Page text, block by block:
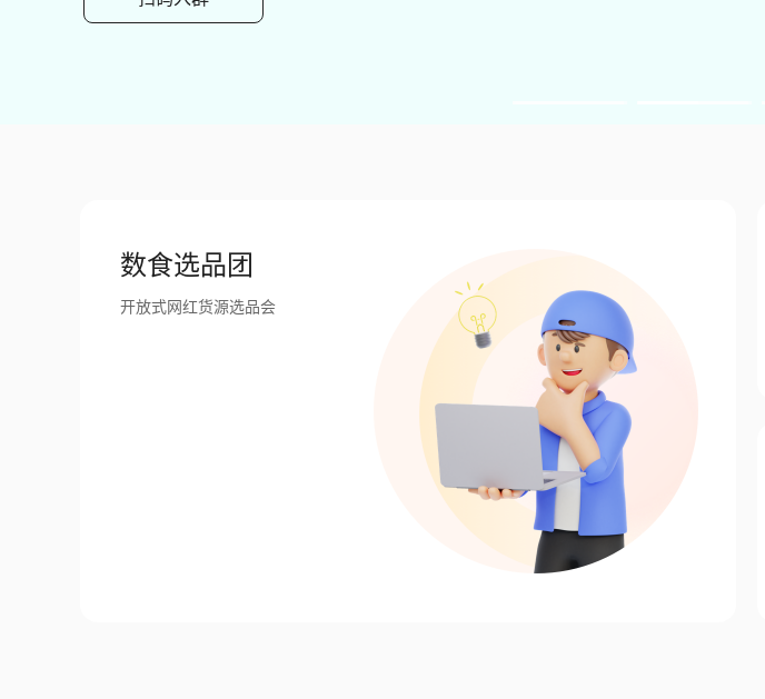
数食选品团
开放式网红货源选品会